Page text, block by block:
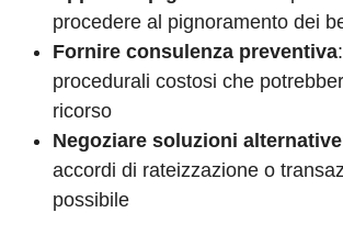
procedere al pignoramento dei
Fornire consulenza preventiva
procedurali costosi che
ricorso
Negoziare soluzioni alternative
accordi di rateizzazione o
possibile